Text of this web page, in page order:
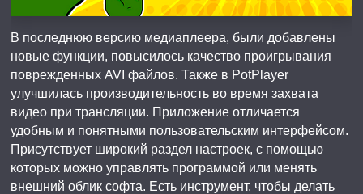
В последнюю версию медиаплеера, были добавлены
новые функции, повысилось качество проигрывания
поврежденных AVI файлов. Также в PotPlayer
улучшилась производительность во время захвата
видео при трансляции. Приложение отличается
удобным и понятными пользовательским интерфейсом.
Присутствует широкий раздел настроек, с помощью
которых можно управлять программой или менять
внешний облик софта. Есть инструмент, чтобы делать